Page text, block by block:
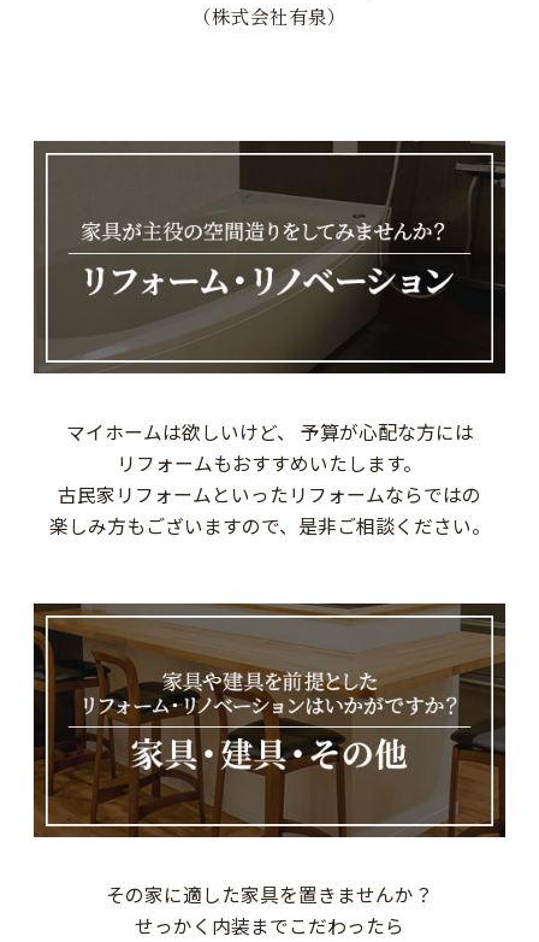
（株式会社有泉）
マイホームは欲しいけど、 予算が心配な方には
リフォームもおすすめいたします。
古民家リフォームといったリフォームならではの
楽しみ方もございますので、是非ご相談ください。
その家に適した家具を置きませんか？
せっかく内装までこだわったら